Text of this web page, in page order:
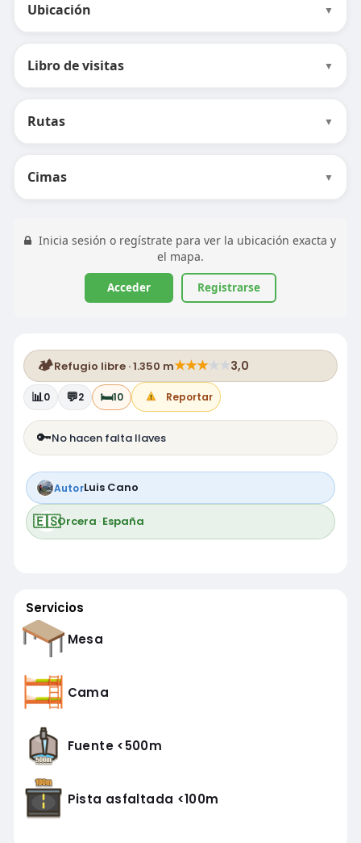
Ubicación ▼
Libro de visitas ▼
Rutas ▼
Cimas ▼
Inicia sesión o regístrate para ver la ubicación exacta y
el mapa.
Acceder Registrarse
🏕️Refugio libre · 1.350 m★★★★ ★3,0
📊0 💬2 🛏️10 Reportar
🔑No hacen falta llaves
AutorLuis Cano
🇪🇸Orcera ·España
Servicios
Mesa
Cama
Fuente <500m
Pista asfaltada <100m